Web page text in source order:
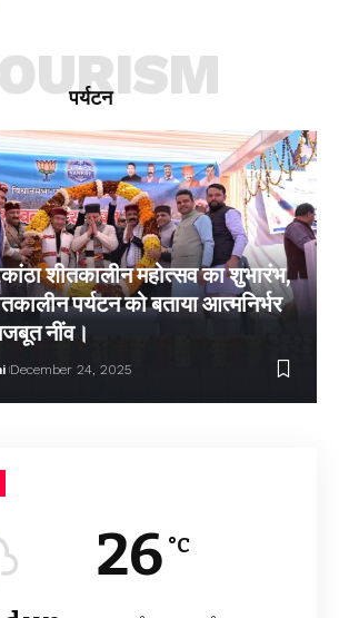
पर्यटन
शीतकालीन महोत्सव का शुभारंभ,
पर्यटन को बताया आत्मनिर्भर
नींव।
December 24, 2025
26 °C